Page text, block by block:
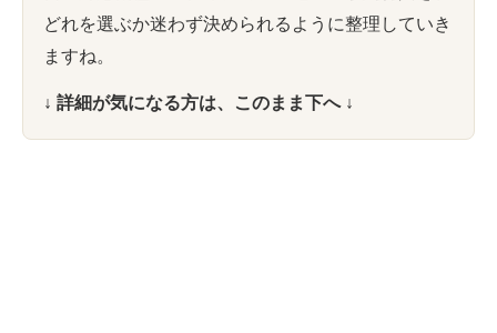
どれを選ぶか迷わず決められるように整理していき
ますね。
↓ 詳細が気になる方は、このまま下へ ↓